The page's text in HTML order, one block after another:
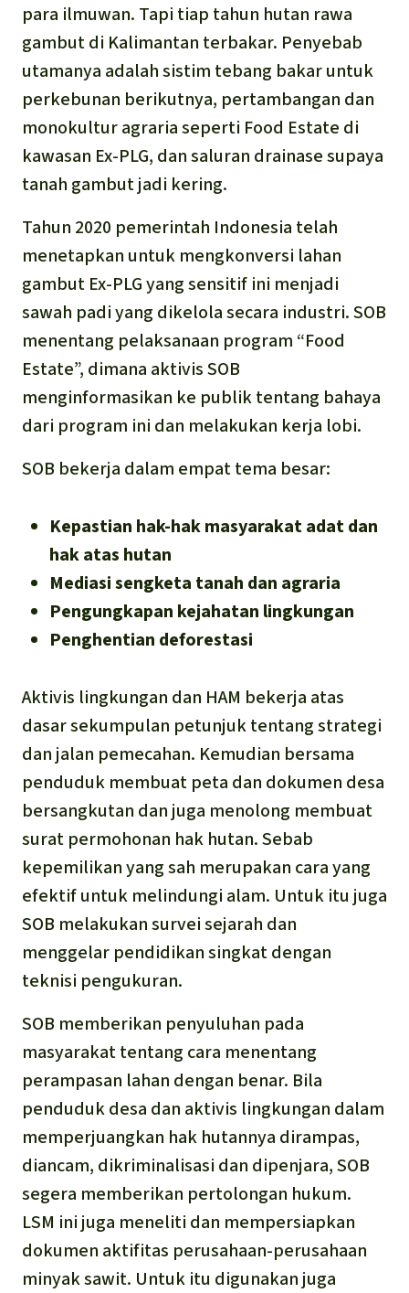
para ilmuwan. Tapi tiap tahun hutan rawa
gambut di Kalimantan terbakar. Penyebab
utamanya adalah sistim tebang bakar untuk
perkebunan berikutnya, pertambangan dan
monokultur agraria seperti Food Estate di
kawasan Ex-PLG, dan saluran drainase supaya
tanah gambut jadi kering.
Tahun 2020 pemerintah Indonesia telah
menetapkan untuk mengkonversi lahan
gambut Ex-PLG yang sensitif ini menjadi
sawah padi yang dikelola secara industri. SOB
menentang pelaksanaan program “Food
Estate”, dimana aktivis SOB
menginformasikan ke publik tentang bahaya
dari program ini dan melakukan kerja lobi.
SOB bekerja dalam empat tema besar:
Kepastian hak-hak masyarakat adat dan
hak atas hutan
Mediasi sengketa tanah dan agraria
Pengungkapan kejahatan lingkungan
Penghentian deforestasi
Aktivis lingkungan dan HAM bekerja atas
dasar sekumpulan petunjuk tentang strategi
dan jalan pemecahan. Kemudian bersama
penduduk membuat peta dan dokumen desa
bersangkutan dan juga menolong membuat
surat permohonan hak hutan. Sebab
kepemilikan yang sah merupakan cara yang
efektif untuk melindungi alam. Untuk itu juga
SOB melakukan survei sejarah dan
menggelar pendidikan singkat dengan
teknisi pengukuran.
SOB memberikan penyuluhan pada
masyarakat tentang cara menentang
perampasan lahan dengan benar. Bila
penduduk desa dan aktivis lingkungan dalam
memperjuangkan hak hutannya dirampas,
diancam, dikriminalisasi dan dipenjara, SOB
segera memberikan pertolongan hukum.
LSM ini juga meneliti dan mempersiapkan
dokumen aktifitas perusahaan-perusahaan
minyak sawit. Untuk itu digunakan juga